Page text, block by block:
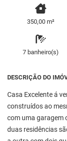
350,00 m²
7 banheiro(s)
DESCRIÇÃO DO
Casa Excelente á
construídos ao
com uma garagem
duas residências